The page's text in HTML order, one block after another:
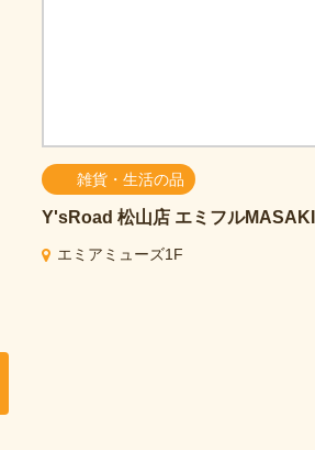
雑貨・生活の品
Y'sRoad 松山店 エミフルMASAKI
エミアミューズ1F